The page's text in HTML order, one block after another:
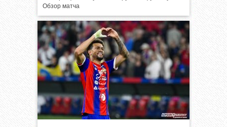
Обзор матча